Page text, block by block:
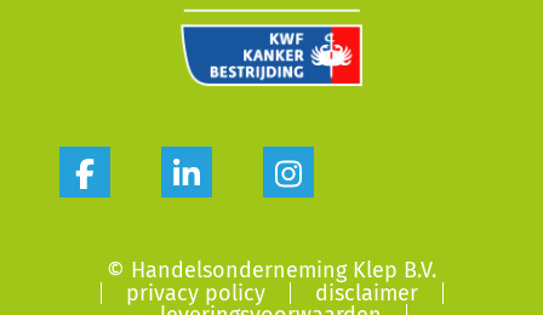
© Handelsonderneming Klep B.V.
privacy policy
disclaimer